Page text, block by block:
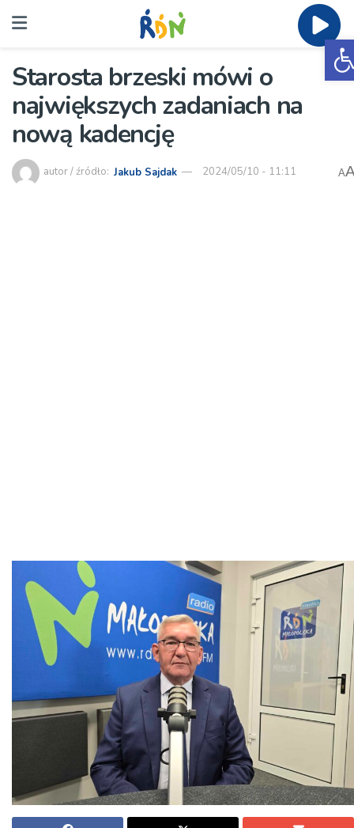
Starosta brzeski mówi o
największych zadaniach na
nową kadencję
autor / źródło: Jakub Sajdak 2024/05/10 - 11:11 A